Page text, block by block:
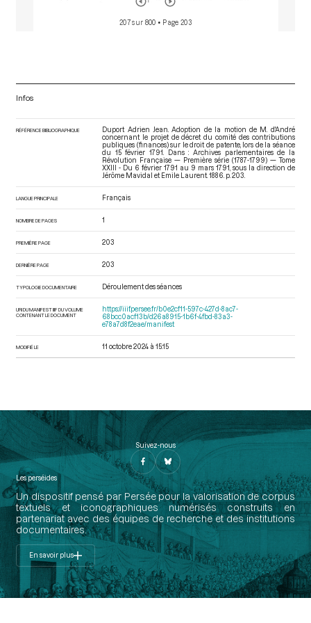
207 sur 800 • Page 203
Infos
RÉFÉRENCE BIBLIOGRAPHIQUE
Duport Adrien Jean. Adoption de la motion de M. d'André
concernant le projet de décret du comité des contributions
publiques (finances) sur le droit de patente, lors de la séance
du 15 février 1791. Dans : Archives parlementaires de la
Révolution Française — Première série (1787-1799) — Tome
XXIII - Du 6 février 1791 au 9 mars 1791 , sous la direction de
Jérôme Mavidal et Emile Laurent. 1886. p. 203.
LANGUE PRINCIPALE Français
NOMBRE DE PAGES 1
PREMIÈRE PAGE 203
DERNIÈRE PAGE 203
TYPOLOGIE DOCUMENTAIRE Déroulement des séances
URI DU MANIFEST IIIF DU VOLUME
CONTENANT LE DOCUMENT
https://iiif.persee.fr/b0e2cf11-597c-427d-8ac7-
68bcc0acf13b/d26a8915-1b6f-4fbd-83a3-
e78a7d8f2eae/manifest
MODIFIÉ LE 11 octobre 2024 à 15:15
Suivez-nous
Les perséides
Un dispositif pensé par Persée pour la valorisation de corpus
textuels et iconographiques numérisés construits en
partenariat avec des équipes de recherche et des institutions
documentaires.
En savoir plus